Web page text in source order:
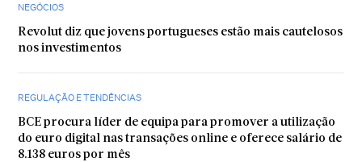
NEGÓCIOS
Revolut diz que jovens portugueses estão mais cautelosos
nos investimentos
REGULAÇÃO E TENDÊNCIAS
BCE procura líder de equipa para promover a utilização
do euro digital nas transações online e oferece salário de
8.138 euros por mês